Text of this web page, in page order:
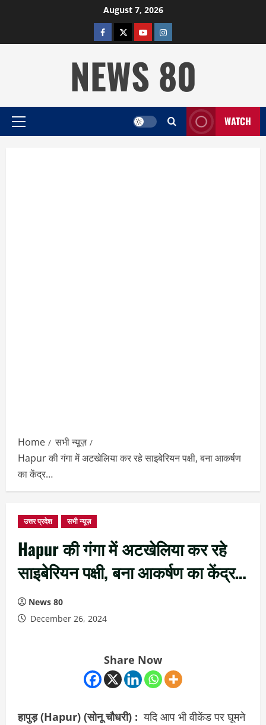
August 7, 2026
facebooktwitterYOUTUBE
instagram
NEWS 80
Primary
WATCH
Home
सभी न्यूज़
Hapur की गंगा में अटखेलिया कर रहे साइबेरियन पक्षी, बना आकर्षण
का केंद्र…
उत्तर प्रदेश सभी न्यूज़
Hapur की गंगा में अटखेलिया कर रहे
साइबेरियन पक्षी, बना आकर्षण का केंद्र…
News 80
December 26, 2024
Share Now
हापुड़ (Hapur) (सोनू चौधरी) : यदि आप भी वीकेंड पर घूमने